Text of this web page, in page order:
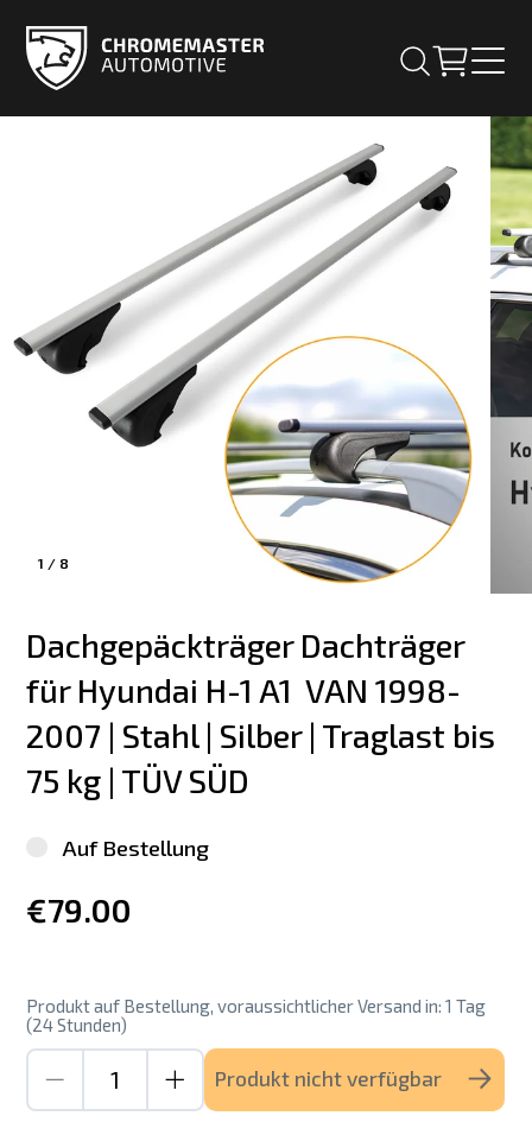
1 / 8
Dachgepäckträger Dachträger
für Hyundai H-1 A1  VAN 1998-
2007 | Stahl | Silber | Traglast bis
75 kg | TÜV SÜD
Auf Bestellung
€79.00
Produkt auf Bestellung, voraussichtlicher Versand in: 1 Tag
(24 Stunden)
Produkt nicht verfügbar